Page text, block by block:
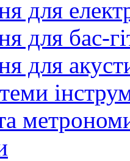
для
для бас-
для